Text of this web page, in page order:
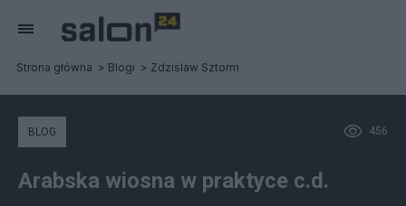
Strona główna Blogi Zdzislaw Sztorm
456
BLOG
Arabska wiosna w praktyce c.d.